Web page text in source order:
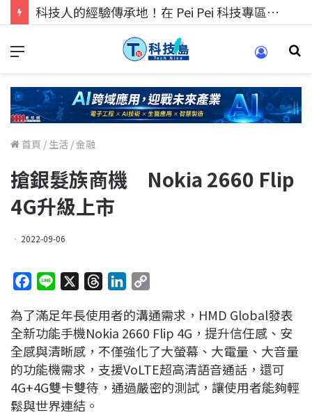
科技人的經驗傳承地！在 Pei Pei 科技專區，與學弟妹交流最硬核的技術
首頁 / 生活 /金融
搶銀髮族商機 Nokia 2660 Flip
4G升級上市
2022-09-06
c
e
b
o
o
k
n
e
r
e
a
d
s
n
k
e
d
I
p
y
L
i
n
為了滿足年長使用者的溝通需求，HMD Global發表
全新功能手機Nokia 2660 Flip 4G，提升信任感、安
全感與清晰感，不僅強化了大螢幕、大電量、大音量
的功能機需求，支援VoLTE超高清語音通話，還可
4G+4G雙卡雙待，通過嚴密的測試，讓使用者能夠輕
鬆與世界連結。